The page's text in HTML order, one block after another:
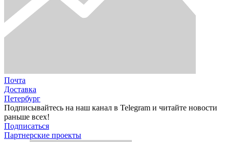
Почта
Доставка
Петербург
Подписывайтесь на наш канал в Telegram и читайте новости
раньше всех!
Подписаться
Партнерские проекты